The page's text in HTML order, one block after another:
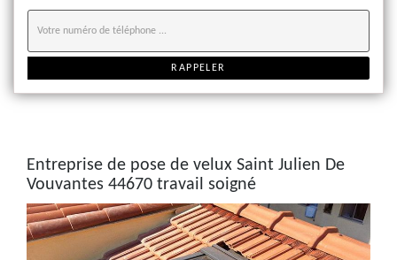
Entreprise de pose de velux Saint Julien De
Vouvantes 44670 travail soigné